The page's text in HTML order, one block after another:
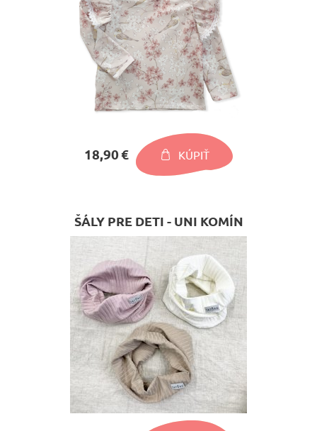
18,90 € KÚPIŤ
ŠÁLY PRE DETI - UNI KOMÍN